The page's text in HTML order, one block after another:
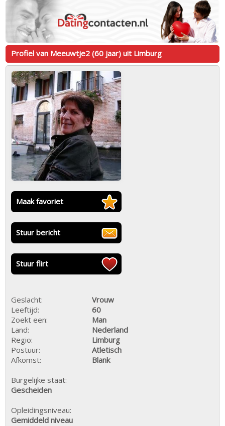
Profiel van Meeuwtje2 (60 jaar) uit Limburg
Maak favoriet
Stuur bericht
Stuur flirt
Geslacht:
Vrouw
Leeftijd:
60
Zoekt een:
Man
Land:
Nederland
Regio:
Limburg
Postuur:
Atletisch
Afkomst:
Blank
Burgelijke staat:
Gescheiden
Opleidingsniveau:
Gemiddeld niveau